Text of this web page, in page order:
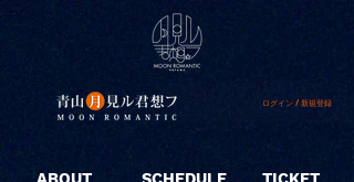
ログイン / 新規登録